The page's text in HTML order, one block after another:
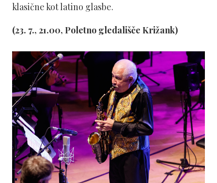
klasične kot latino glasbe.
(23. 7., 21.00, Poletno gledališče Križank)